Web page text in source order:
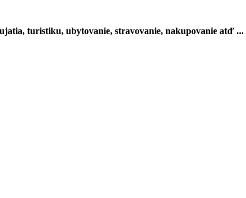
turistiku, ubytovanie, stravovanie, nakupovanie atď ...